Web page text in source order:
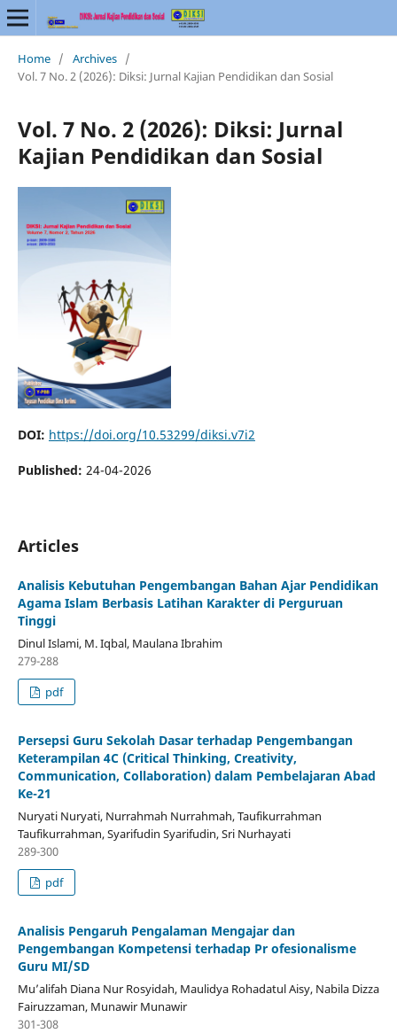
Home / Archives /
Vol. 7 No. 2 (2026): Diksi: Jurnal Kajian Pendidikan dan Sosial
Vol. 7 No. 2 (2026): Diksi: Jurnal
Kajian Pendidikan dan Sosial
DOI: https://doi.org/10.53299/diksi.v7i2
Published: 24-04-2026
Articles
Analisis Kebutuhan Pengembangan Bahan Ajar Pendidikan
Agama Islam Berbasis Latihan Karakter di Perguruan
Tinggi
Dinul Islami, M. Iqbal, Maulana Ibrahim
279-288
pdf
Persepsi Guru Sekolah Dasar terhadap Pengembangan
Keterampilan 4C (Critical Thinking, Creativity,
Communication, Collaboration) dalam Pembelajaran Abad
Ke-21
Nuryati Nuryati, Nurrahmah Nurrahmah, Taufikurrahman
Taufikurrahman, Syarifudin Syarifudin, Sri Nurhayati
289-300
pdf
Analisis Pengaruh Pengalaman Mengajar dan
Pengembangan Kompetensi terhadap Pr ofesionalisme
Guru MI/SD
Mu’alifah Diana Nur Rosyidah, Maulidya Rohadatul Aisy, Nabila Dizza
Fairuzzaman, Munawir Munawir
301-308